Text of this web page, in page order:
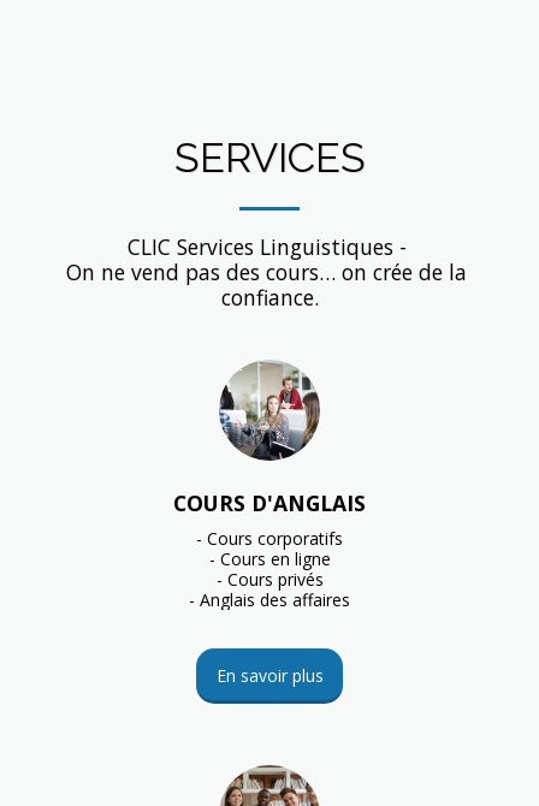
SERVICES
CLIC Services Linguistiques -
On ne vend pas des cours… on crée de la
confiance.
COURS D'ANGLAIS
- Cours corporatifs
- Cours en ligne
- Cours privés
- Anglais des affaires
En savoir plus